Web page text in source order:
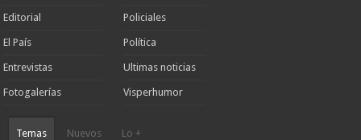
Editorial
El País
Entrevistas
Fotogalerías
Policiales
Política
Ultimas noticias
Visperhumor
Temas Nuevos Lo +